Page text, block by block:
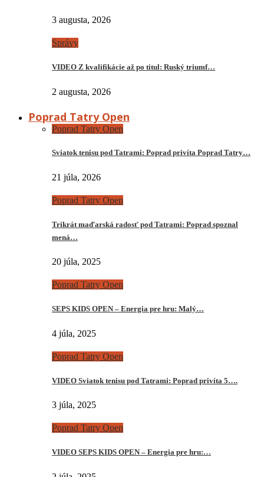
3 augusta, 2026
Správy
VIDEO Z kvalifikácie až po titul: Ruský triumf…
2 augusta, 2026
Poprad Tatry Open
Poprad Tatry Open
Sviatok tenisu pod Tatrami: Poprad privíta Poprad Tatry…
21 júla, 2026
Poprad Tatry Open
Trikrát maďarská radosť pod Tatrami: Poprad spoznal
mená…
20 júla, 2025
Poprad Tatry Open
SEPS KIDS OPEN – Energia pre hru: Malý…
4 júla, 2025
Poprad Tatry Open
VIDEO Sviatok tenisu pod Tatrami: Poprad privíta 5….
3 júla, 2025
Poprad Tatry Open
VIDEO SEPS KIDS OPEN – Energia pre hru:…